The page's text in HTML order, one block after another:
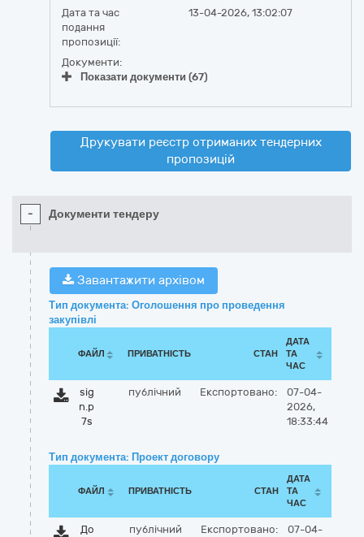
Дата та час
подання
пропозиції:
13-04-2026, 13:02:07
Документи:
Показати документи (67)
Друкувати реєстр отриманих тендерних
пропозицій
- Документи тендеру
Завантажити архівом
Тип документа: Оголошення про проведення
закупівлі
ФАЙЛ ПРИВАТНІСТЬ СТАН
ДАТА
ТА
ЧАС
sig
n.p
7s
публічний Експортовано:
07-04-
2026,
18:33:44
Тип документа: Проект договору
ФАЙЛ ПРИВАТНІСТЬ СТАН
ДАТА
ТА
ЧАС
До
публічний Експортовано:
07-04-